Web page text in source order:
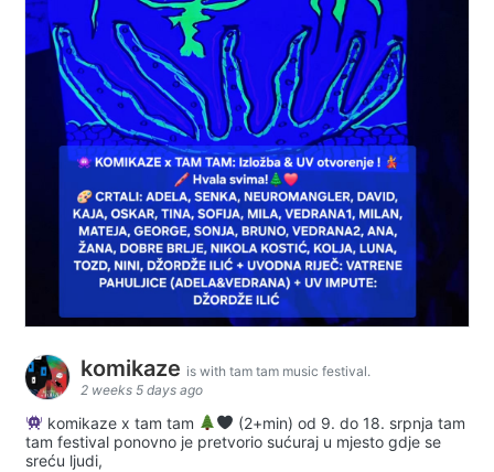
komikaze is with tam tam music festival.
2 weeks 5 days ago
komikaze x tam tam
(2+min) od 9. do 18. srpnja tam
tam festival ponovno je pretvorio sućuraj u mjesto gdje se
sreću ljudi,